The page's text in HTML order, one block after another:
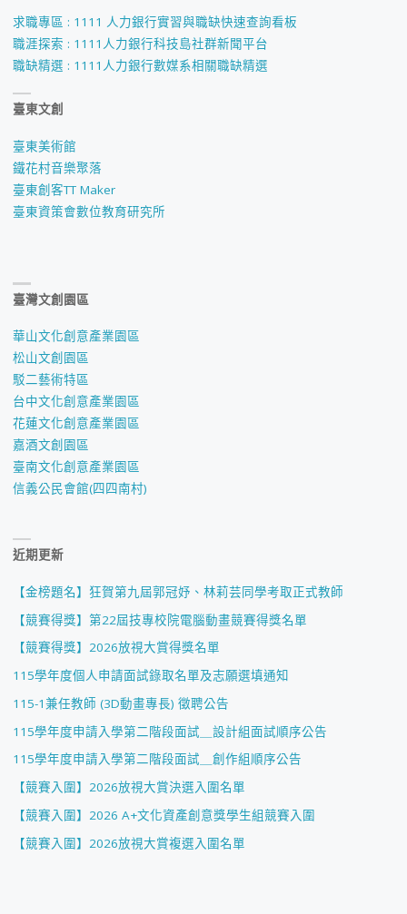
求職專區 : 1111 人力銀行實習與職缺快速查詢看板
職涯探索 : 1111人力銀行科技島社群新聞平台
職缺精選 : 1111人力銀行數媒系相關職缺精選
臺東文創
臺東美術館
鐵花村音樂聚落
臺東創客TT Maker
臺東資策會數位教育研究所
臺灣文創園區
華山文化創意產業園區
松山文創園區
駁二藝術特區
台中文化創意產業園區
花蓮文化創意產業園區
嘉酒文創園區
臺南文化創意產業園區
信義公民會館(四四南村)
近期更新
【金榜題名】狂賀第九屆郭冠妤、林莉芸同學考取正式教師
【競賽得獎】第22屆技專校院電腦動畫競賽得獎名單
【競賽得獎】2026放視大賞得獎名單
115學年度個人申請面試錄取名單及志願選填通知
115-1兼任教師 (3D動畫專長) 徵聘公告
115學年度申請入學第二階段面試＿設計組面試順序公告
115學年度申請入學第二階段面試＿創作組順序公告
【競賽入圍】2026放視大賞決選入圍名單
【競賽入圍】2026 A+文化資產創意獎學生組競賽入圍
【競賽入圍】2026放視大賞複選入圍名單